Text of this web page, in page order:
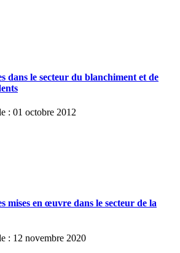
dans le secteur du blanchiment et de
: 01 octobre 2012
mises en œuvre dans le secteur de la
: 12 novembre 2020